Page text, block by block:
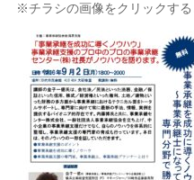
※チラシの画像をクリックする